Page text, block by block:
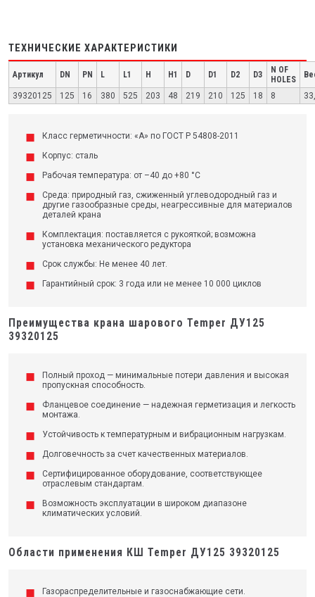
ТЕХНИЧЕСКИЕ ХАРАКТЕРИСТИКИ
Артикул DN PN L L1 H H1 D D1 D2 D3
N OF
HOLES
39320125 125 16 380 525 203 48 219 210 125 18 8
Класс герметичности: «А» по ГОСТ Р 54808-2011
Корпус: сталь
Рабочая температура: от –40 до +80 °C
Среда: природный газ, сжиженный углеводородный газ и
другие газообразные среды, неагрессивные для материалов
деталей крана
Комплектация: поставляется с рукояткой; возможна
установка механического редуктора
Срок службы: Не менее 40 лет.
Гарантийный срок: 3 года или не менее 10 000 циклов
Преимущества крана шарового Temper ДУ125
39320125
Полный проход — минимальные потери давления и высокая
пропускная способность.
Фланцевое соединение — надежная герметизация и легкость
монтажа.
Устойчивость к температурным и вибрационным нагрузкам.
Долговечность за счет качественных материалов.
Сертифицированное оборудование, соответствующее
отраслевым стандартам.
Возможность эксплуатации в широком диапазоне
климатических условий.
Области применения КШ Temper ДУ125 39320125
Газораспределительные и газоснабжающие сети.